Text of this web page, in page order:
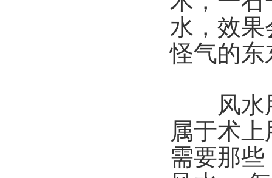
水，效果
怪气的东
风水用
属于术
需要那